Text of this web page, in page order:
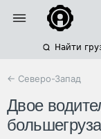
Найти
← Северо-Запад
Двое